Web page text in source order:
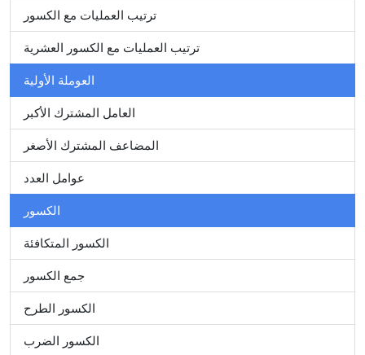
ترتيب العمليات مع الكسور
ترتيب العمليات مع الكسور العشرية
العوملة الأولية
العامل المشترك الأكبر
المضاعف المشترك الأصغر
عوامل العدد
الكسور
الكسور المتكافئة
جمع الكسور
الكسور الطرح
الكسور الضرب